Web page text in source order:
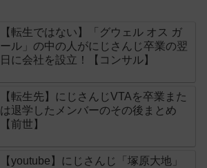
【転生ではない】「グウェル オス ガ
ール」の中の人がにじさんじ卒業の翌
日に会社を設立！【コンサル】
【転生先】にじさんじVTAを卒業また
は退学したメンバーのその後まとめ
【前世】
【youtube】にじさんじ「塚原大地」